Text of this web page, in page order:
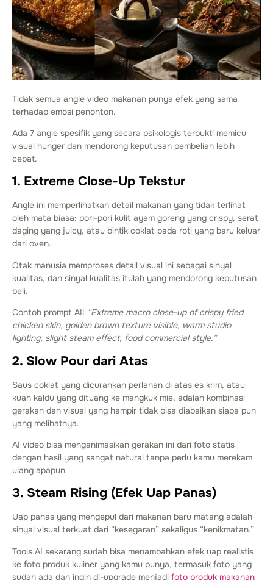
Tidak semua angle video makanan punya efek yang sama
terhadap emosi penonton.
Ada 7 angle spesifik yang secara psikologis terbukti memicu
visual hunger dan mendorong keputusan pembelian lebih
cepat.
1. Extreme Close-Up Tekstur
Angle ini memperlihatkan detail makanan yang tidak terlihat
oleh mata biasa: pori-pori kulit ayam goreng yang crispy, serat
daging yang juicy, atau bintik coklat pada roti yang baru keluar
dari oven.
Otak manusia memproses detail visual ini sebagai sinyal
kualitas, dan sinyal kualitas itulah yang mendorong keputusan
beli.
Contoh prompt AI: “Extreme macro close-up of crispy fried
chicken skin, golden brown texture visible, warm studio
lighting, slight steam effect, food commercial style.”
2. Slow Pour dari Atas
Saus coklat yang dicurahkan perlahan di atas es krim, atau
kuah kaldu yang dituang ke mangkuk mie, adalah kombinasi
gerakan dan visual yang hampir tidak bisa diabaikan siapa pun
yang melihatnya.
AI video bisa menganimasikan gerakan ini dari foto statis
dengan hasil yang sangat natural tanpa perlu kamu merekam
ulang apapun.
3. Steam Rising (Efek Uap Panas)
Uap panas yang mengepul dari makanan baru matang adalah
sinyal visual terkuat dari “kesegaran” sekaligus “kenikmatan.”
Tools AI sekarang sudah bisa menambahkan efek uap realistis
ke foto produk kuliner yang kamu punya, termasuk foto yang
sudah ada dan ingin di-upgrade menjadi foto produk makanan